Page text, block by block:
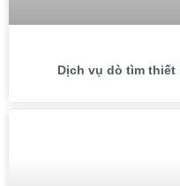
Dịch vụ dò tìm thiết